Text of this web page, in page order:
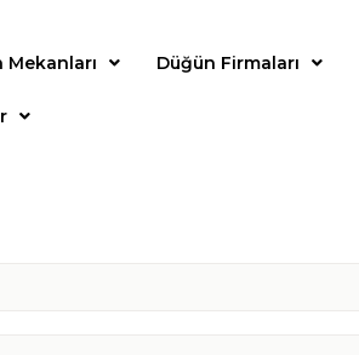
Mekanları Düğün Firmaları